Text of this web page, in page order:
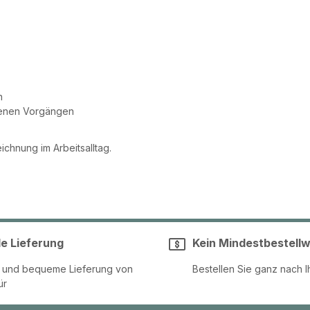
Vorgängen
im Arbeitsalltag.
Lieferung
bequeme Lieferung von
Kein
Bestellen Sie ganz nach